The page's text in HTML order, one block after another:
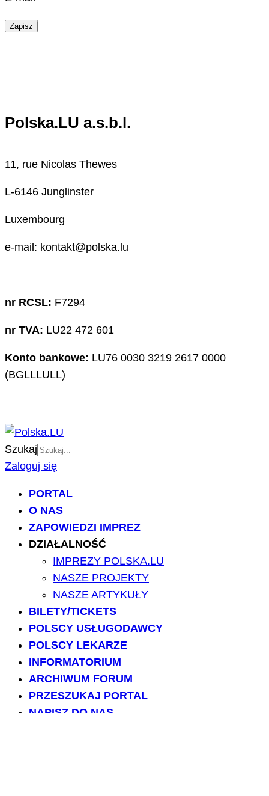
Zapisz
Polska.LU a.s.b.l.
11, rue Nicolas Thewes
L-6146 Junglinster
Luxembourg
e-mail: kontakt@polska.lu
nr RCSL: F7294
nr TVA: LU22 472 601
Konto bankowe: LU76 0030 3219 2617 0000
(BGLLLULL)
Szukaj
Zaloguj się
PORTAL
O NAS
ZAPOWIEDZI IMPREZ
DZIAŁALNOŚĆ
IMPREZY POLSKA.LU
NASZE PROJEKTY
NASZE ARTYKUŁY
BILETY/TICKETS
POLSCY USŁUGODAWCY
POLSCY LEKARZE
INFORMATORIUM
ARCHIWUM FORUM
PRZESZUKAJ PORTAL
NAPISZ DO NAS